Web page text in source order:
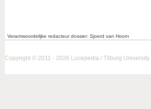
Verantwoordelijke redacteur dossier: Sjoerd van Hoorn
Copyright © 2011 - 2026 Lucepedia / Tilburg University |